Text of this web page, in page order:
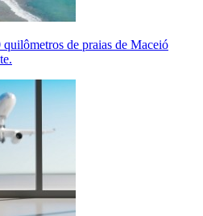
de praias de Maceió